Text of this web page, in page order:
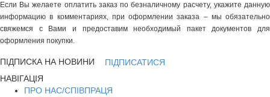
Если Вы желаете оплатить заказ по безналичному расчету, укажите данную
информацию в комментариях, при оформлении заказа – мы обязательно
свяжемся с Вами и предоставим необходимый пакет документов для
оформления покупки.
ПІДПИСКА НА НОВИНИ
ПІДПИСАТИСЯ
НАВІГАЦІЯ
ПРО НАС/СПІВПРАЦЯ